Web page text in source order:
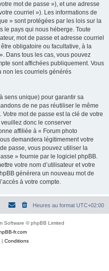
mot de passe »), et une adresse
courriel »). Les informations de
» sont protégées par les lois sur la
le pays qui nous héberge. Toute
mot de passe et adresse courriel
obligatoire ou facultative, à la
Dans tous les cas, vous pouvez
sont affichées publiquement. Vous
non les courriels générés
sens unique) pour garantir sa
de ne pas réutiliser le même
mot de passe est la clé de votre
donc le conserver
affiliée à « Forum photo
demandera légitimement votre
passe, vous pouvez utiliser la
» fournie par le logiciel phpBB.
votre nom d’utilisateur et votre
générera un nouveau mot de
à votre compte.
Heures au format UTC+02:00
Software © phpBB Limited
fr.com
| Conditions